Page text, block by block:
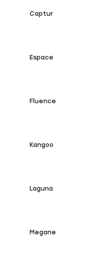
Captur
Espace
Fluence
Kangoo
Laguna
Megane